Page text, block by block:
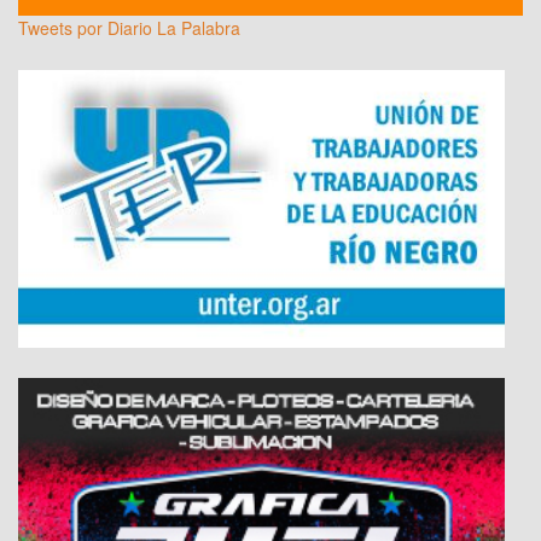
Tweets por Diario La Palabra